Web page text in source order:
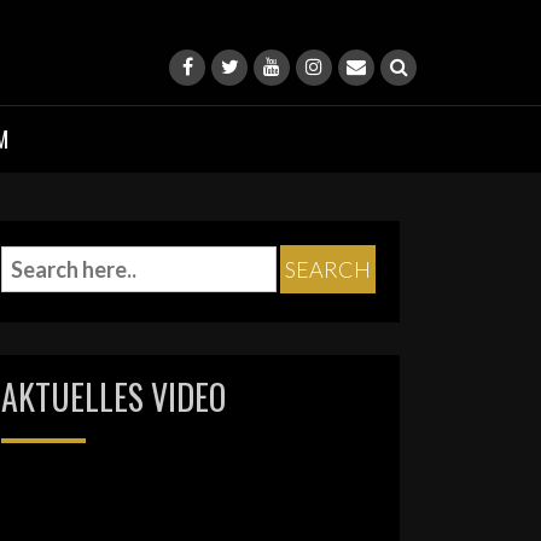
AKTUELLES VIDEO